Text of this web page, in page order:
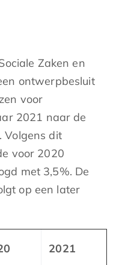
Zaken en
ontwerpbesluit
voor
2021 naar de
Volgens dit
voor 2020
met 3,5%. De
op een later
2021